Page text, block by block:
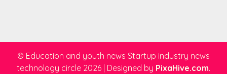
© Education and youth news Startup industry news
technology circle 2026 Designed by PixaHive.com.